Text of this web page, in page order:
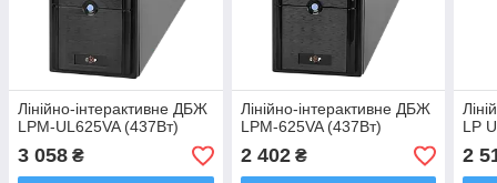
Лінійно-інтерактивне ДБЖ
LPM-UL625VA (437Вт)
3 058 ₴
Лінійно-інтерактивне ДБЖ
LPM-625VA (437Вт)
2 402₴
LP
2